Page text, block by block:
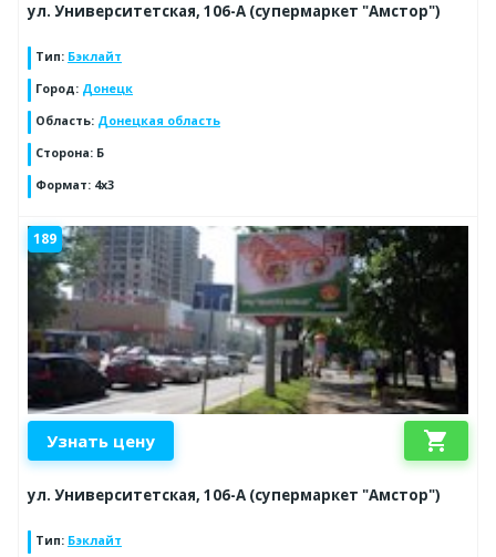
ул. Университетская, 106-А (супермаркет "Амстор")
Тип: Бэклайт
Город: Донецк
Область: Донецкая область
Сторона: Б
Формат: 4x3
189
Узнать цену shopping_cart
ул. Университетская, 106-А (супермаркет "Амстор")
Тип: Бэклайт